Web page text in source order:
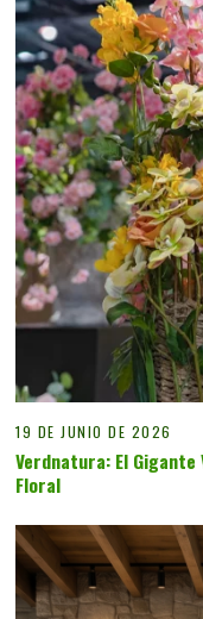
19 DE JUNIO DE 2026
Verdnatura: El
Floral